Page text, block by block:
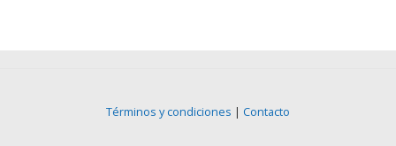
Términos y condiciones | Contacto